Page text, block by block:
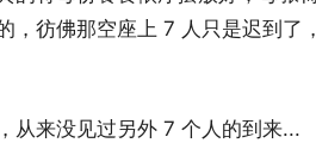
，彷佛那空座上 7 人只是迟到了
从来没见过另外 7 个人的到来...